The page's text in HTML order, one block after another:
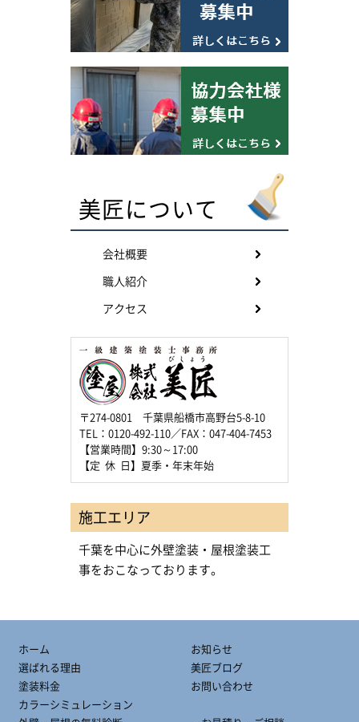
美匠について
会社概要
職人紹介
アクセス
〒274-0801 千葉県船橋市高野台5-8-10
TEL：0120-492-110／FAX：047-404-7453
【営業時間】9:30～17:00
【定 休 日】夏季・年末年始
施工エリア
千葉を中心に外壁塗装・屋根塗装工
事をおこなっております。
ホーム
選ばれる理由
塗装料金
カラーシミュレーション
お知らせ
美匠ブログ
お問い合わせ